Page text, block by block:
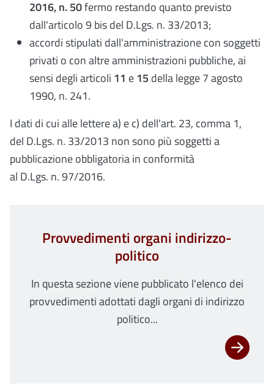
2016, n. 50fermo restando quanto previsto
dall'articolo 9 bis del D.Lgs. n. 33/2013;
accordi stipulati dall'amministrazione con soggetti
privati o con altre amministrazioni pubbliche, ai
sensi degli articoli 11 e15 della legge 7 agosto
1990, n. 241.
I dati di cui alle lettere a) e c) dell'art. 23, comma 1,
del D.Lgs. n. 33/2013 non sono più soggetti a
pubblicazione obbligatoria in conformità
al D.Lgs. n. 97/2016.
Provvedimenti organi indirizzo-
politico
In questa sezione viene pubblicato l'elenco dei
provvedimenti adottati dagli organi di indirizzo
politico...